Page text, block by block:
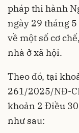
pháp thi hành
ngày 29 tháng
về một số cơ
nhà ở xã hội.
Theo đó, tại
261/2025/NĐ-
khoản 2 Điều
như sau: